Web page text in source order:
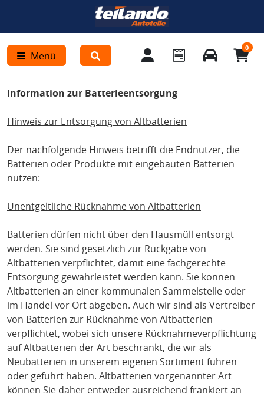
Menü
0
Information zur Batterieentsorgung
Hinweis zur Entsorgung von Altbatterien
Der nachfolgende Hinweis betrifft die Endnutzer, die
Batterien oder Produkte mit eingebauten Batterien
nutzen:
Unentgeltliche Rücknahme von Altbatterien
Batterien dürfen nicht über den Hausmüll entsorgt
werden. Sie sind gesetzlich zur Rückgabe von
Altbatterien verpflichtet, damit eine fachgerechte
Entsorgung gewährleistet werden kann. Sie können
Altbatterien an einer kommunalen Sammelstelle oder
im Handel vor Ort abgeben. Auch wir sind als Vertreiber
von Batterien zur Rücknahme von Altbatterien
verpflichtet, wobei sich unsere Rücknahmeverpflichtung
auf Altbatterien der Art beschränkt, die wir als
Neubatterien in unserem eigenen Sortiment führen
oder geführt haben. Altbatterien vorgenannter Art
können Sie daher entweder ausreichend frankiert an